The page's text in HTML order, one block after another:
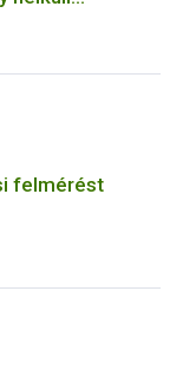
felmérést